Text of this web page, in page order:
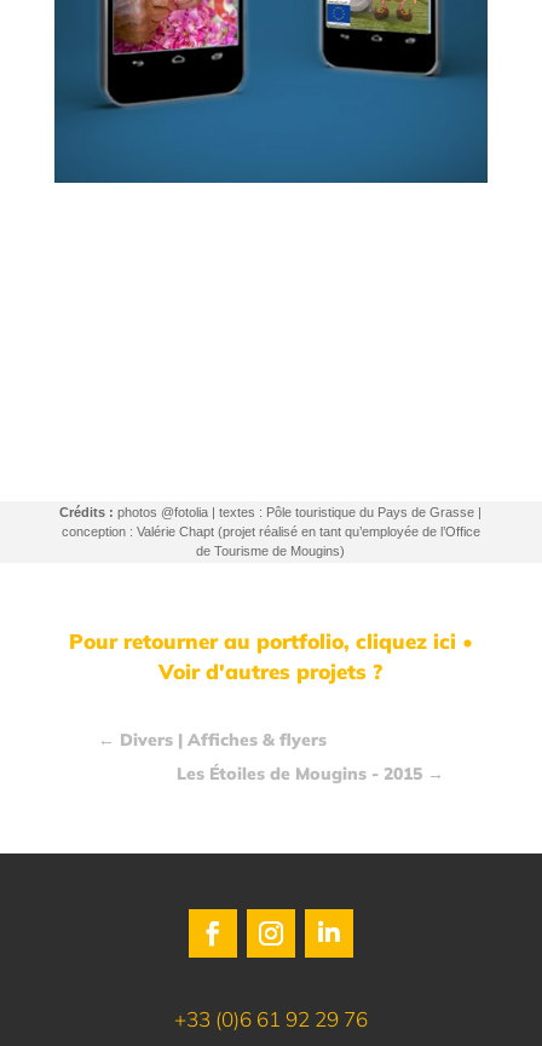
Crédits : photos @fotolia | textes : Pôle touristique du Pays de Grasse |
conception : Valérie Chapt (projet réalisé en tant qu’employée de l’Office
de Tourisme de Mougins)
Pour retourner au portfolio, cliquez ici •
Voir d'autres projets ?
← Divers | Affiches & flyers
Les Étoiles de Mougins - 2015 →
+33 (0)6 61 92 29 76